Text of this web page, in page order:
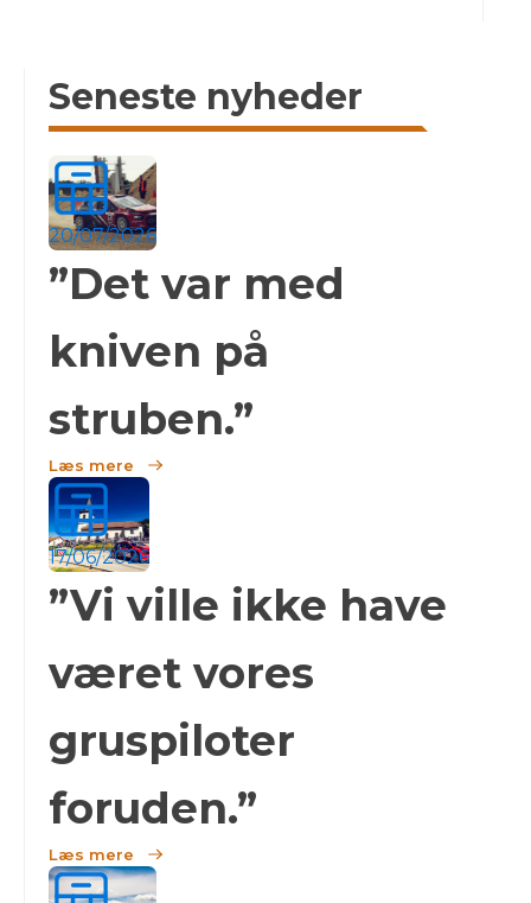
Seneste nyheder
20/07/2026
”Det var med
kniven på
struben.”
Læs mere
17/06/2026
”Vi ville ikke have
været vores
gruspiloter
foruden.”
Læs mere